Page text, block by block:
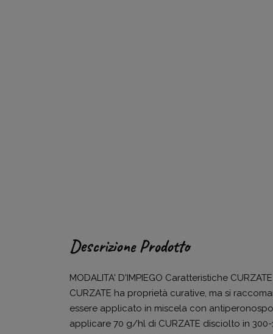
Descrizione Prodotto
MODALITA' D'IMPIEGO Caratteristiche
CURZATE ha proprietà curative, ma si
essere applicato in miscela con
applicare 70 g/hl di CURZATE disciolto in